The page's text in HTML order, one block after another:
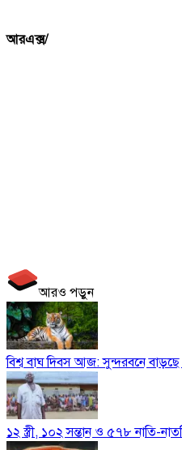
আরএক্স/
আরও পড়ুন
বিশ্ব বাঘ দিবস আজ: সুন্দরবনে বাড়ছে
১২ স্ত্রী, ১০২ সন্তান ও ৫৭৮ নাতি-